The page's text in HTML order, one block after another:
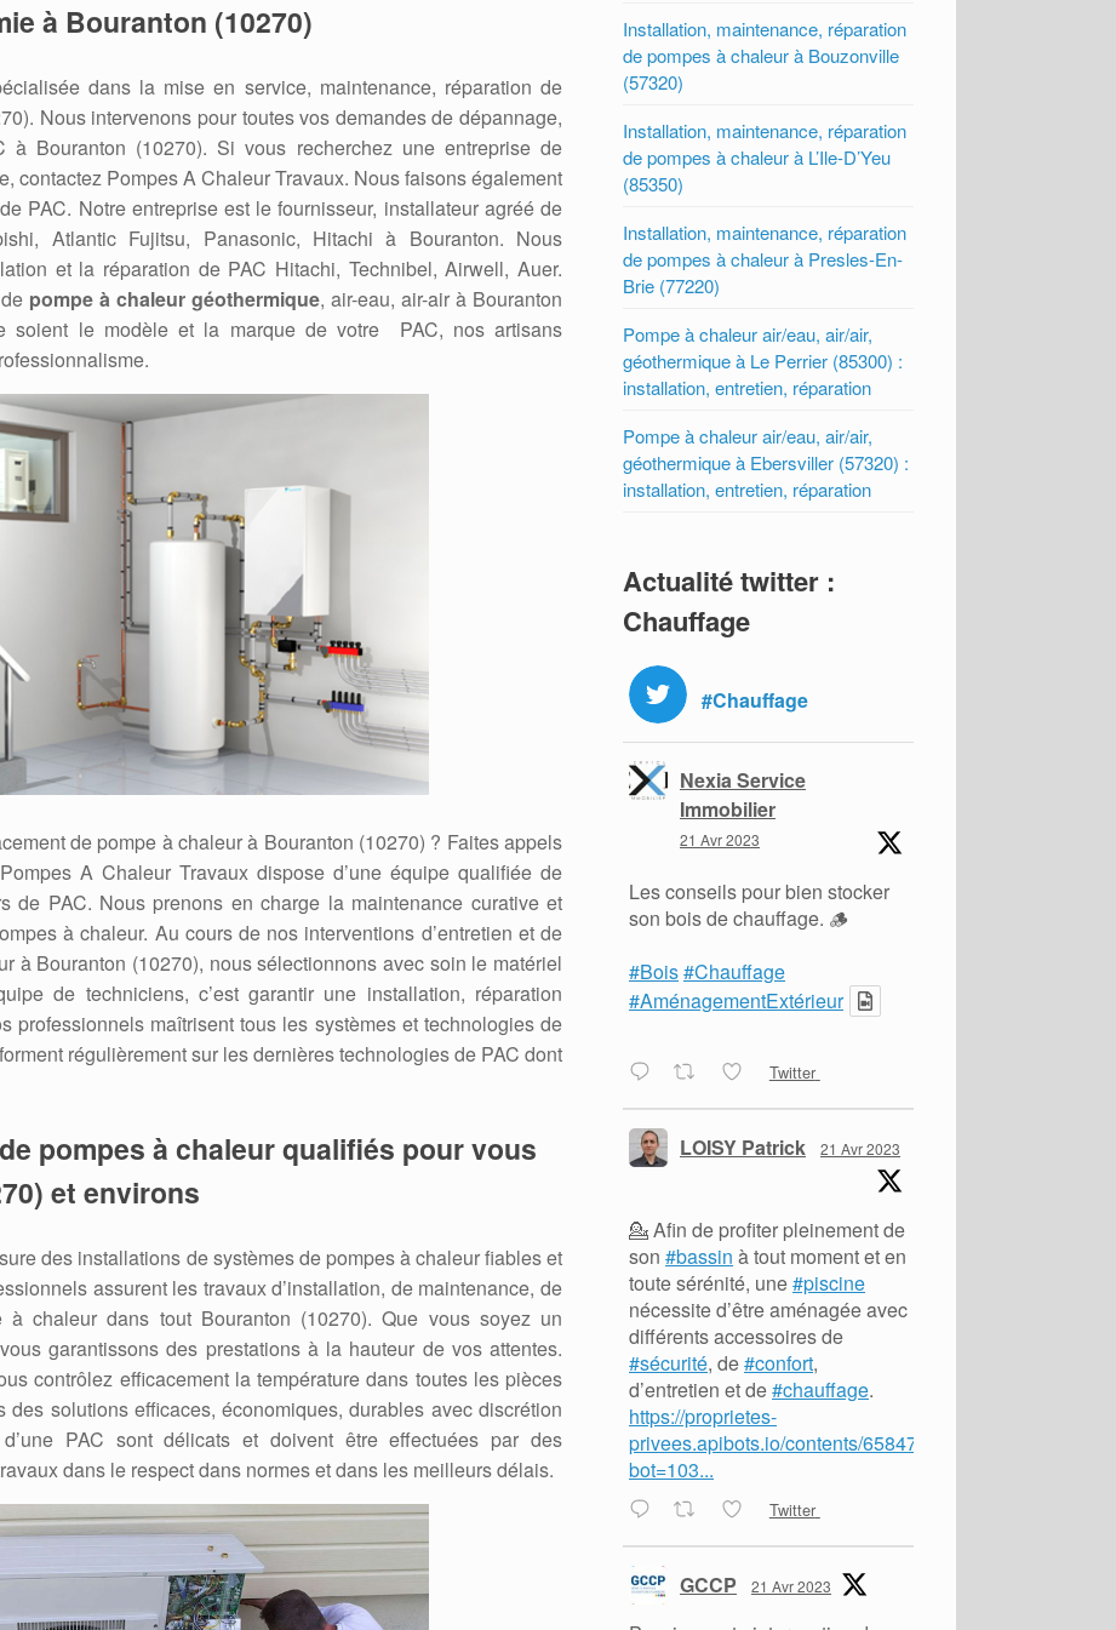
à Bouranton (10270)
dans la mise en service, maintenance, réparation de
Nous intervenons pour toutes vos demandes de dépannage,
à Bouranton (10270). Si vous recherchez une entreprise de
contactez Pompes A Chaleur Travaux. Nous faisons également
PAC. Notre entreprise est le fournisseur, installateur agréé de
Atlantic Fujitsu, Panasonic, Hitachi à Bouranton. Nous
et la réparation de PAC Hitachi, Technibel, Airwell, Auer.
pompe à chaleur géothermique, air-eau, air-air à Bouranton
soient le modèle et la marque de votre PAC, nos artisans
de pompe à chaleur à Bouranton (10270) ? Faites appels
A Chaleur Travaux dispose d’une équipe qualifiée de
de PAC. Nous prenons en charge la maintenance curative et
à chaleur. Au cours de nos interventions d’entretien et de
à Bouranton (10270), nous sélectionnons avec soin le matériel
de techniciens, c’est garantir une installation, réparation
professionnels maîtrisent tous les systèmes et technologies de
régulièrement sur les dernières technologies de PAC dont
pompes à chaleur qualifiés pour vous
et environs
des installations de systèmes de pompes à chaleur fiables et
assurent les travaux d’installation, de maintenance, de
chaleur dans tout Bouranton (10270). Que vous soyez un
garantissons des prestations à la hauteur de vos attentes.
contrôlez efficacement la température dans toutes les pièces
solutions efficaces, économiques, durables avec discrétion
PAC sont délicats et doivent être effectuées par des
dans le respect dans normes et dans les meilleurs délais.
Installation, maintenance, réparation
de pompes à chaleur à Bouzonville
(57320)
Installation, maintenance, réparation
de pompes à chaleur à L’Ile-D’Yeu
(85350)
Installation, maintenance, réparation
de pompes à chaleur à Presles-En-
Brie (77220)
Pompe à chaleur air/eau, air/air,
géothermique à Le Perrier (85300) :
installation, entretien, réparation
Pompe à chaleur air/eau, air/air,
géothermique à Ebersviller (57320) :
installation, entretien, réparation
Actualité twitter :
Chauffage
#Chauffage
Nexia Service
Immobilier
21 Avr 2023
Les conseils pour bien stocker
son bois de chauffage. 🪵
#Bois#Chauffage
#AménagementExtérieur
Twitter
LOISY Patrick 21 Avr 2023
💁 Afin de profiter pleinement de
son#bassin à tout moment et en
toute sérénité, une#piscine
nécessite d’être aménagée avec
différents accessoires de
#sécurité, de#confort,
d’entretien et de#chauffage.
https://proprietes-
privees.apibots.io/contents/65847?
bot=103...
Twitter
GCCP 21 Avr 2023